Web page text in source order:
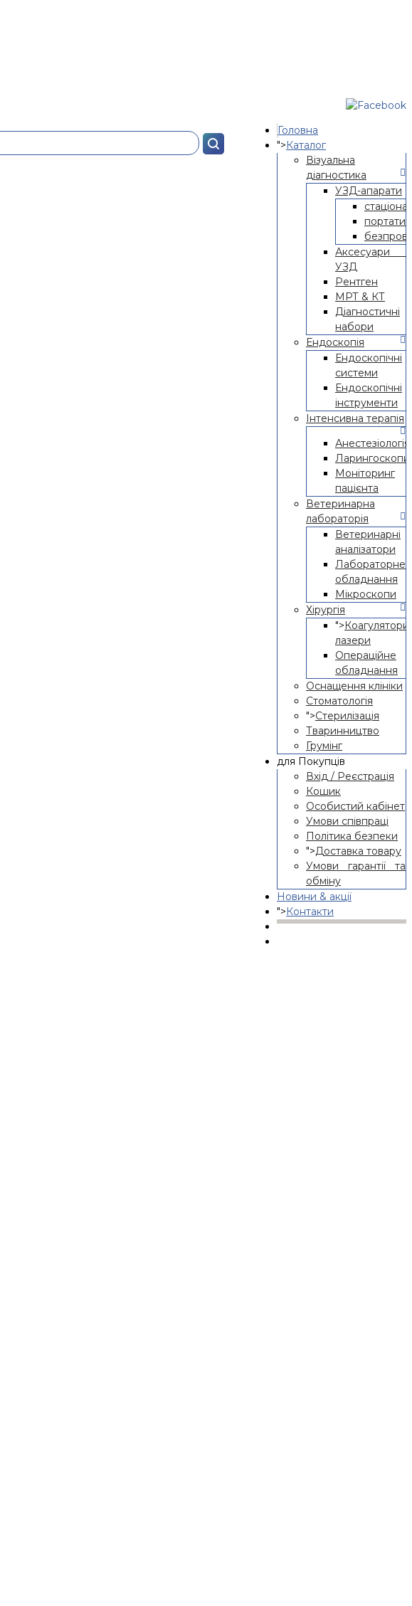
Головна
">Каталог
Візуальна
діагностика
УЗД-апарати
Аксесуари
УЗД
Рентген
МРТ & КТ
Діагностичні
набори
Ендоскопія
Ендоскопічні
системи
Ендоскопічні
інструменти
Інтенсивна терапія
Анестезіологія
Ларингоскопи
Моніторинг
пацієнта
Ветеринарна
лабораторія
Ветеринарні
аналізатори
Лабораторне
обладнання
Мікроскопи
Хірургія
">
лазери
Операційне
обладнання
Оснащення клініки
Стоматологія
">Стерилізація
Тваринництво
Грумінг
для Покупців
Вхід / Реєстрація
Кошик
Особистий кабінет
Умови співпраці
Політика безпеки
">Доставка товару
Умови гарантії та
обміну
Новини & акції
">Контакти